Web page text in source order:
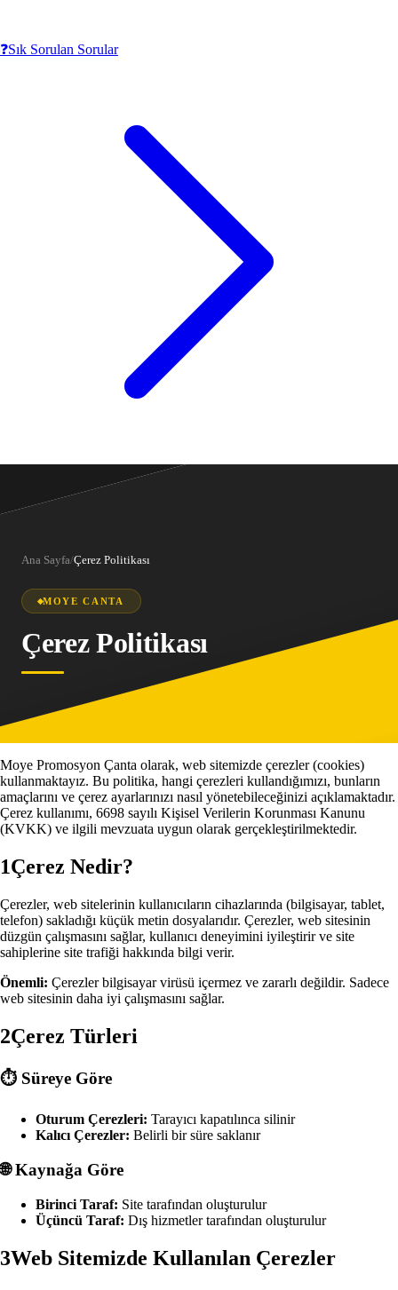
❓Sık Sorulan Sorular
Ana Sayfa/Çerez Politikası
MOYE CANTA
Çerez Politikası
Moye Promosyon Çanta olarak, web sitemizde çerezler (cookies)
kullanmaktayız. Bu politika, hangi çerezleri kullandığımızı, bunların
amaçlarını ve çerez ayarlarınızı nasıl yönetebileceğinizi açıklamaktadır.
Çerez kullanımı, 6698 sayılı Kişisel Verilerin Korunması Kanunu
(KVKK) ve ilgili mevzuata uygun olarak gerçekleştirilmektedir.
1Çerez Nedir?
Çerezler, web sitelerinin kullanıcıların cihazlarında (bilgisayar, tablet,
telefon) sakladığı küçük metin dosyalarıdır. Çerezler, web sitesinin
düzgün çalışmasını sağlar, kullanıcı deneyimini iyileştirir ve site
sahiplerine site trafiği hakkında bilgi verir.
Önemli: Çerezler bilgisayar virüsü içermez ve zararlı değildir. Sadece
web sitesinin daha iyi çalışmasını sağlar.
2Çerez Türleri
⏱️ Süreye Göre
Oturum Çerezleri: Tarayıcı kapatılınca silinir
Kalıcı Çerezler: Belirli bir süre saklanır
🌐Kaynağa Göre
Birinci Taraf: Site tarafından oluşturulur
Üçüncü Taraf: Dış hizmetler tarafından oluşturulur
3Web Sitemizde Kullanılan Çerezler